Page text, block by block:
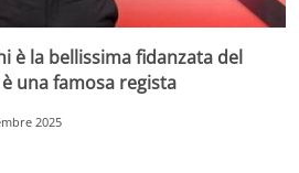
è la bellissima fidanzata del
una famosa regista
2025